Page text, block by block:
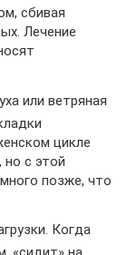
сбивая
Лечение
или ветряная
цикле
но с этой
позже, что
Когда